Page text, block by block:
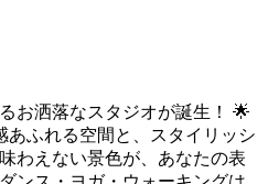
お洒落なスタジオが誕生！ 🌟
ふれる空間と、スタイリッシ
わえない景色が、あなたの表